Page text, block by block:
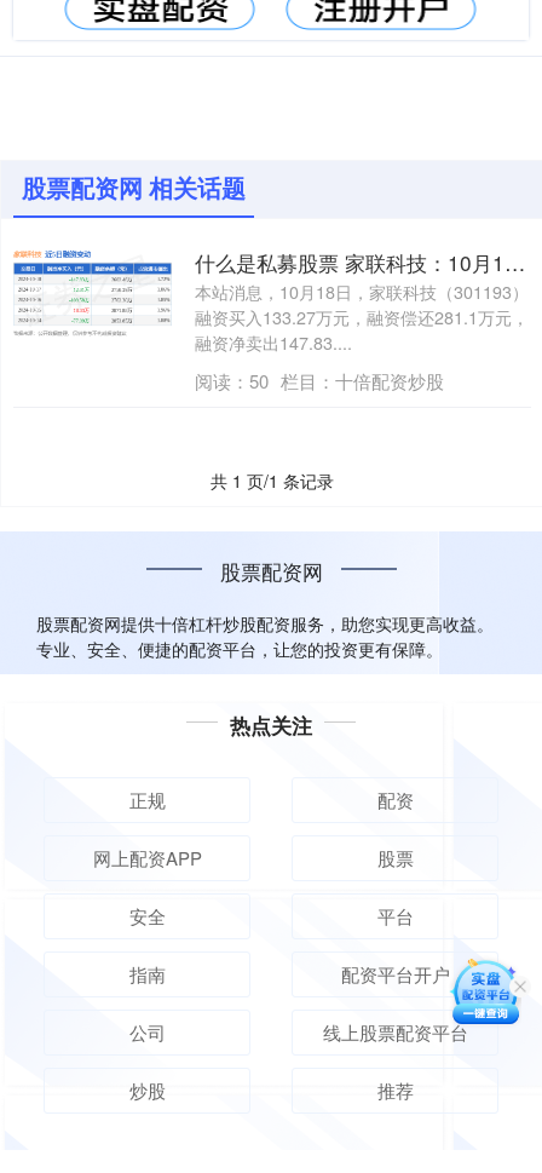
股票配资网 相关话题
什么是私募股票 家联科技：10月18日融资买入133.27万元，融资融券余额2602.46万元
本站消息，10月18日，家联科技（301193）
融资买入133.27万元，融资偿还281.1万元，
融资净卖出147.83....
阅读： 50 栏目： 十倍配资炒股
共 1 页/1 条记录
股票配资网
股票配资网提供十倍杠杆炒股配资服务，助您实现更高收益。
专业、安全、便捷的配资平台，让您的投资更有保障。
热点关注
正规 配资
网上配资APP 股票
安全 平台
指南 配资平台开户
公司 线上股票配资平台
炒股 推荐